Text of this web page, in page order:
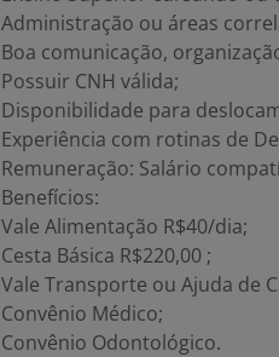
Administração ou áreas
Boa comunicação,
Possuir CNH válida;
Disponibilidade para
Experiência com rotinas de
Remuneração: Salário
Benefícios:
Vale Alimentação R$40/dia;
Cesta Básica R$220,00 ;
Vale Transporte ou Ajuda de
Convênio Médico;
Convênio Odontológico.